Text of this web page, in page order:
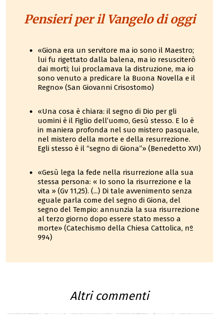
Pensieri per il Vangelo di oggi
«Giona era un servitore ma io sono il Maestro;
lui fu rigettato dalla balena, ma io resusciterò
dai morti; lui proclamava la distruzione, ma io
sono venuto a predicare la Buona Novella e il
Regno» (San Giovanni Crisostomo)
«Una cosa è chiara: il segno di Dio per gli
uomini è il Figlio dell’uomo, Gesù stesso. E lo è
in maniera profonda nel suo mistero pasquale,
nel mistero della morte e della resurrezione.
Egli stesso è il “segno di Giona”» (Benedetto XVI)
«Gesù lega la fede nella risurrezione alla sua
stessa persona: « Io sono la risurrezione e la
vita » (Gv 11,25). (...) Di tale avvenimento senza
eguale parla come del segno di Giona, del
segno del Tempio: annunzia la sua risurrezione
al terzo giorno dopo essere stato messo a
morte» (Catechismo della Chiesa Cattolica, nº
994)
Altri commenti